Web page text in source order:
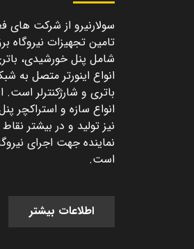
سولارنیرو از شرکت های
تامین تجهیزات نیروگاه
شامل پنل خورشیدی،
انواع اینورتر متصل به
باتری و شارژکنترلر
انواع سازه و استراکچر
نیز تولید و در بیشتر
نماینده جهت اجرای
است.
اطلاعات بیشتر